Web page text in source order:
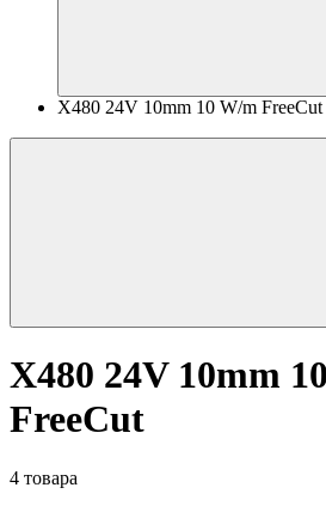
X480 24V 10mm 10 W/m FreeCut
X480 24V 10mm
FreeCut
4 товара